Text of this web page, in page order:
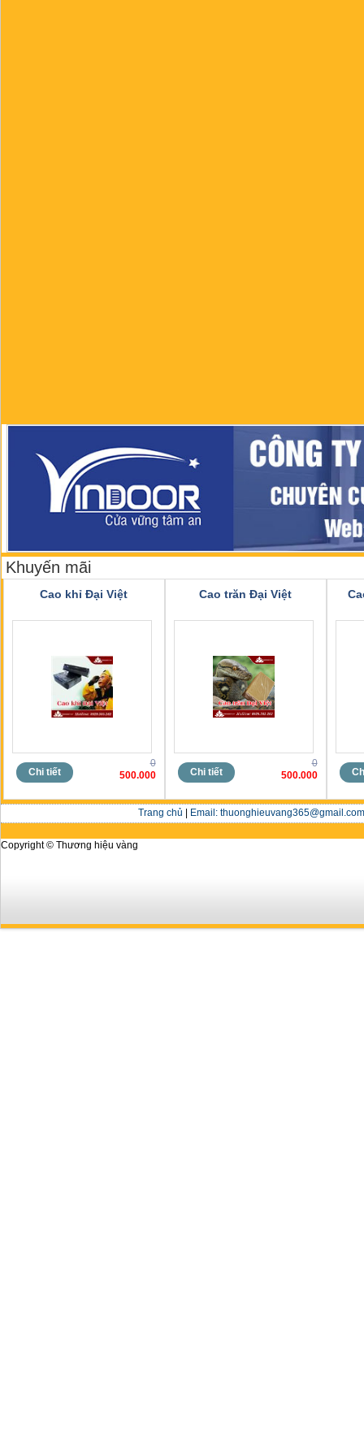
Khuyến mãi
Cao khỉ Đại Việt
Chi tiết
0
500.000
Cao trăn Đại Việt
Chi tiết
0
500.000
Trang chủ Email:
Copyright © Thương hiệu vàng